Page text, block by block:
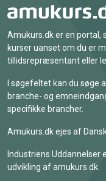
Amukurs.dk er en portal,
kurser uanset om du er
tillidsrepræsentant eller
I søgefeltet kan du søge
branche- og
specifikke brancher.
Amukurs.dk ejes af
Industriens Uddannelser
udvikling af amukurs.dk.